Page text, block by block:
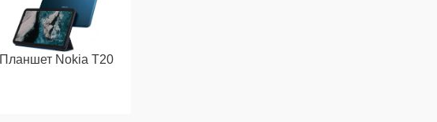
Планшет Nokia T20